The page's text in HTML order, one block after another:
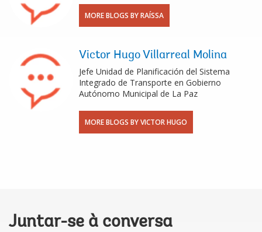
MORE BLOGS BY RAÍSSA
Victor Hugo Villarreal Molina
Jefe Unidad de Planificación del Sistema
Integrado de Transporte en Gobierno
Autónomo Municipal de La Paz
MORE BLOGS BY VICTOR HUGO
Juntar-se à conversa